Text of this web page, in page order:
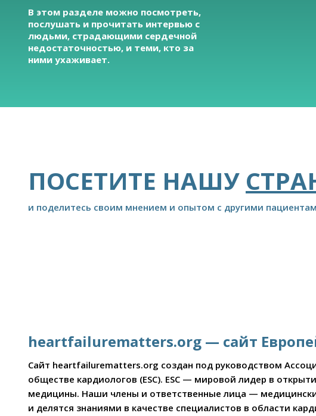
В этом разделе можно посмотреть,
послушать и прочитать интервью с
людьми, страдающими сердечной
недостаточностью, и теми, кто за
ними ухаживает.
ПОСЕТИТЕ НАШУ
и поделитесь своим мнением и опытом с другими
heartfailurematters.org — сайт
Сайт heartfailurematters.org создан под руководством
обществе кардиологов (ESC). ESC — мировой лидер в
медицины. Наши члены и ответственные лица —
и делятся знаниями в качестве специалистов в области